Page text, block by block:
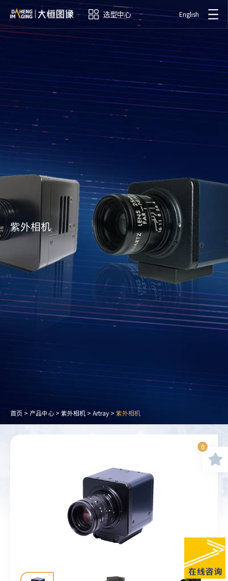
选型中心 English
紫外相机
首页 > 产品中心 > 紫外相机 > Artray > 紫外相机
0